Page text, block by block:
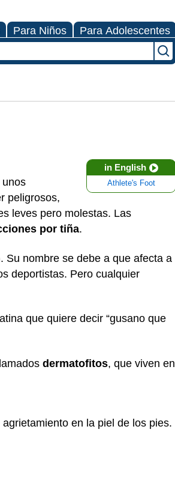
Para Niños Para Adolescentes
in English
Athlete's Foot
unos
peligrosos,
leves pero molestas. Las
por tiña.
Su nombre se debe a que afecta a
deportistas. Pero cualquier
que quiere decir “gusano que
dermatofitos, que viven en
en la piel de los pies.